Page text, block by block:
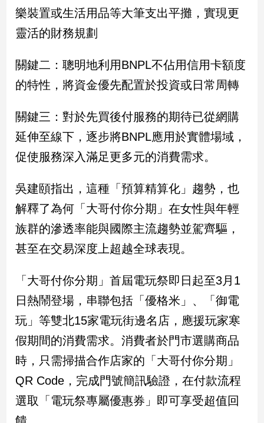
南
灣
點
灣
觀
點
娛
樂
娛
樂
星
行/
尚
追
星
生
活
樂裝置或生活用品等大筆支出平攤，實現更
靈活的財務規劃
關鍵二：聰明地利用BNPL不佔用信用卡額度
的特性，將資金優先配置於投資或日常周轉
關鍵三：對於先買後付服務的期待已從網購
延伸至線下，逐步將BNPL應用於實體場域，
促使服務深入滿足更多元的消費需求。
吳建頤指出，這種「預算精算化」趨勢，也
解釋了為何「大哥付你分期」在女性與年輕
族群的滲透率能與國際主流趨勢並駕齊驅，
甚至在交易深度上超越全球表現。
「大哥付你分期」首屆電玩祭即日起至3月1
日熱鬧登場，串聯包括「優格米」、「御電
玩」等雙北15家電玩街邊名店，應援玩家寒
假期間的消費需求。消費者於門市選購商品
時，只需掃描合作店家的「大哥付你分期」
QR Code，完成門號簡訊驗證，在付款流程
選取「電玩祭專屬優惠券」即可享受超值回